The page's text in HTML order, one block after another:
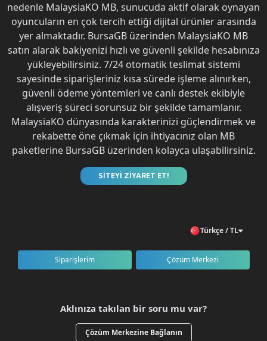
nedenle MalaysiaKO MB, sunucuda aktif olarak oynayan
oyuncuların en çok tercih ettiği dijital ürünler arasında
yer almaktadır. BursaGB üzerinden MalaysiaKO MB
satın alarak bakiyenizi hızlı ve güvenli şekilde hesabınıza
yükleyebilirsiniz. 7/24 otomatik teslimat sistemi
sayesinde siparişleriniz kısa sürede işleme alınırken,
güvenli ödeme yöntemleri ve canlı destek ekibiyle
alışveriş süreci sorunsuz bir şekilde tamamlanır.
MalaysiaKO dünyasında karakterinizi güçlendirmek ve
rekabette öne çıkmak için ihtiyacınız olan MB
paketlerine BursaGB üzerinden kolayca ulaşabilirsiniz.
SİTEYİ ZİYARET ET!
Türkçe / TL
Siparişlerim Çözüm Merkezi
Aklınıza takılan bir soru mu var?
Çözüm Merkezine Bağlanın